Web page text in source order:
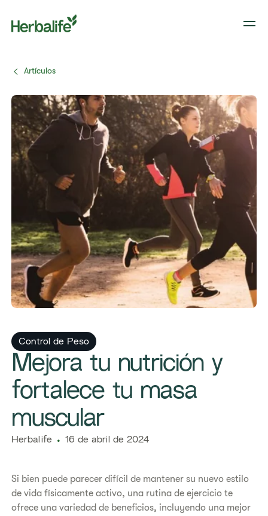
Artículos
Control de Peso
Mejora tu nutrición y
fortalece tu masa
muscular
Herbalife 16 de abril de 2024
Si bien puede parecer difícil de mantener su nuevo estilo
de vida físicamente activo, una rutina de ejercicio te
ofrece una variedad de beneficios, incluyendo una mejor